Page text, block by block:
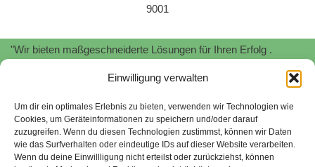
Einwilligung verwalten
Um dir ein optimales Erlebnis zu bieten, verwenden wir Technologien wie
Cookies, um Geräteinformationen zu speichern und/oder darauf
zuzugreifen. Wenn du diesen Technologien zustimmst, können wir Daten
wie das Surfverhalten oder eindeutige IDs auf dieser Website verarbeiten.
Wenn du deine Einwillligung nicht erteilst oder zurückziehst, können
9001
"Wir bieten maßgeschneiderte Lösungen für Ihren Erfolg .
"Wir unterstützen Sie bei der Implementierung und Zertifizierung
vonInformationssicherheitsmanagementsystemennachISO
27001.Schützen Sie Ihre sensiblen Daten und minimieren Sie
Risiken."